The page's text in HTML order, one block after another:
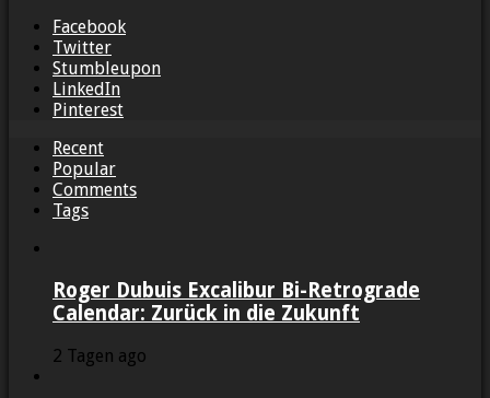
Facebook
Twitter
Stumbleupon
LinkedIn
Pinterest
Recent
Popular
Comments
Tags
Roger Dubuis Excalibur Bi-Retrograde
Calendar: Zurück in die Zukunft
2 Tagen ago